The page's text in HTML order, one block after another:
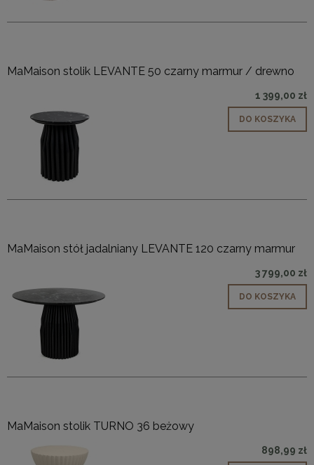
MaMaison stolik LEVANTE 50 czarny marmur / drewno
1 399,00 zł
DO KOSZYKA
MaMaison stół jadalniany LEVANTE 120 czarny marmur
3 799,00 zł
DO KOSZYKA
MaMaison stolik TURNO 36 beżowy
898,99 zł